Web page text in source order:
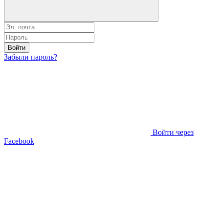
Войти
Забыли пароль?
Войти через
Facebook